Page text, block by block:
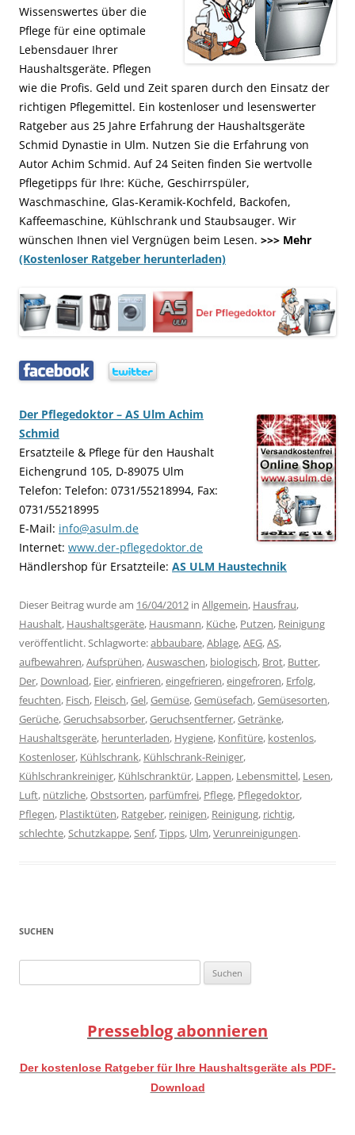
Wissenswertes über die
Pflege für eine optimale
Lebensdauer Ihrer
Haushaltsgeräte. Pflegen
wie die Profis. Geld und Zeit sparen durch den Einsatz der
richtigen Pflegemittel. Ein kostenloser und lesenswerter
Ratgeber aus 25 Jahre Erfahrung der Haushaltsgeräte
Schmid Dynastie in Ulm. Nutzen Sie die Erfahrung von
Autor Achim Schmid. Auf 24 Seiten finden Sie wertvolle
Pflegetipps für Ihre: Küche, Geschirrspüler,
Waschmaschine, Glas-Keramik-Kochfeld, Backofen,
Kaffeemaschine, Kühlschrank und Staubsauger. Wir
wünschen Ihnen viel Vergnügen beim Lesen. >>> Mehr
(Kostenloser Ratgeber herunterladen)
Der Pflegedoktor – AS Ulm Achim
Schmid
Ersatzteile & Pflege für den Haushalt
Eichengrund 105, D-89075 Ulm
Telefon: Telefon: 0731/55218994, Fax:
0731/55218995
E-Mail: info@asulm.de
Internet: www.der-pflegedoktor.de
Händlershop für Ersatzteile: AS ULM Haustechnik
Dieser Beitrag wurde am 16/04/2012 in Allgemein, Hausfrau,
Haushalt, Haushaltsgeräte, Hausmann, Küche, Putzen, Reinigung
veröffentlicht. Schlagworte:abbaubare,Ablage,AEG,AS,
aufbewahren,Aufsprühen,Auswaschen, biologisch, Brot, Butter,
Der, Download, Eier,einfrieren,eingefrieren,eingefroren, Erfolg,
feuchten, Fisch, Fleisch,Gel,Gemüse,Gemüsefach,Gemüsesorten,
Gerüche,Geruchsabsorber,Geruchsentferner,Getränke,
Haushaltsgeräte, herunterladen, Hygiene, Konfitüre, kostenlos,
Kostenloser, Kühlschrank, Kühlschrank-Reiniger,
Kühlschrankreiniger, Kühlschranktür, Lappen, Lebensmittel, Lesen,
Luft, nützliche,Obstsorten, parfümfrei, Pflege, Pflegedoktor,
Pflegen, Plastiktüten, Ratgeber, reinigen, Reinigung, richtig,
schlechte,Schutzkappe,Senf,Tipps, Ulm,Verunreinigungen.
SUCHEN
nach:
Presseblog abonnieren
Der kostenlose Ratgeber für Ihre Haushaltsgeräte als PDF-
Download